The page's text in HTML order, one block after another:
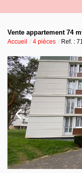
Locations
Estimation
Biens
L'agence
Contact
Vente appartement 74
Accueil 4 pièces Ref. :